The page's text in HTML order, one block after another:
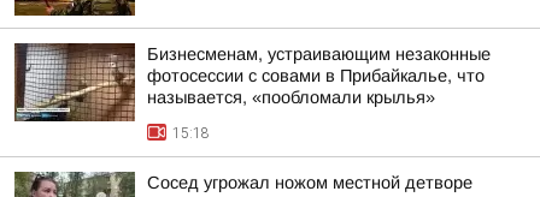
Бизнесменам, устраивающим незаконные
фотосессии с совами в Прибайкалье, что
называется, «пообломали крылья»
15:18
Сосед угрожал ножом местной детворе